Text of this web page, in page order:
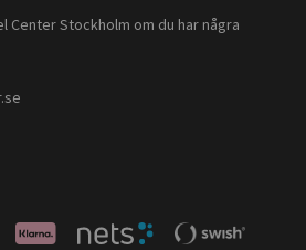
Center Stockholm om du har några